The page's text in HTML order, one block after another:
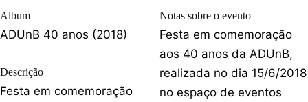
Album
ADUnB 40 anos (2018)
Descrição
Festa em comemoração
Notas sobre o evento
Festa em comemoração
aos 40 anos da ADUnB,
realizada no dia 15/6/2018
no espaço de eventos